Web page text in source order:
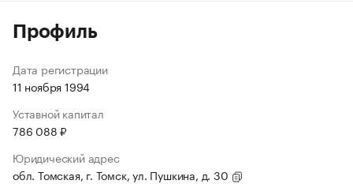
Профиль
Дата регистрации
11 ноября 1994
Уставной капитал
786 088 ₽
Юридический адрес
обл. Томская, г. Томск, ул. Пушкина, д. 30